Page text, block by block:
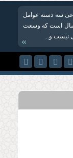
سه دسته عوامل
سال است که وسعت
نیست و...
»